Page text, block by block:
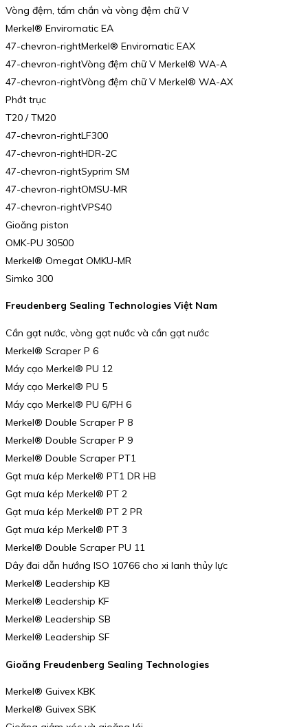
Vòng đệm, tấm chắn và vòng đệm chữ V
Merkel® Enviromatic EA
47-chevron-rightMerkel® Enviromatic EAX
47-chevron-rightVòng đệm chữ V Merkel® WA-A
47-chevron-rightVòng đệm chữ V Merkel® WA-AX
Phớt trục
T20 / TM20
47-chevron-rightLF300
47-chevron-rightHDR-2C
47-chevron-rightSyprim SM
47-chevron-rightOMSU-MR
47-chevron-rightVPS40
Gioăng piston
OMK-PU 30500
Merkel® Omegat OMKU-MR
Simko 300
Freudenberg Sealing Technologies Việt Nam
Cần gạt nước, vòng gạt nước và cần gạt nước
Merkel® Scraper P 6
Máy cạo Merkel® PU 12
Máy cạo Merkel® PU 5
Máy cạo Merkel® PU 6/PH 6
Merkel® Double Scraper P 8
Merkel® Double Scraper P 9
Merkel® Double Scraper PT1
Gạt mưa kép Merkel® PT1 DR HB
Gạt mưa kép Merkel® PT 2
Gạt mưa kép Merkel® PT 2 PR
Gạt mưa kép Merkel® PT 3
Merkel® Double Scraper PU 11
Dây đai dẫn hướng ISO 10766 cho xi lanh thủy lực
Merkel® Leadership KB
Merkel® Leadership KF
Merkel® Leadership SB
Merkel® Leadership SF
Gioăng Freudenberg Sealing Technologies
Merkel® Guivex KBK
Merkel® Guivex SBK